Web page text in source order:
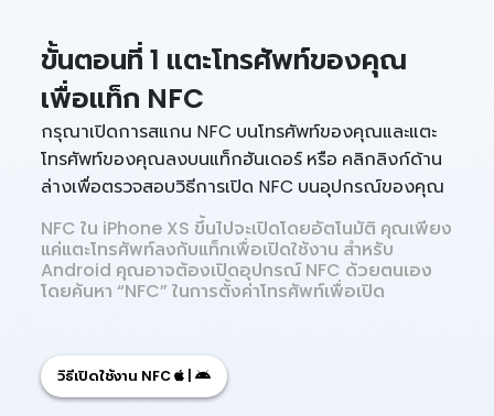
ขั้นตอนที่ 1 แตะโทรศัพท์ของคุณ
เพื่อแท็ก NFC
กรุณาเปิดการสแกน NFC บนโทรศัพท์ของคุณและแตะ
โทรศัพท์ของคุณลงบนแท็กฮันเดอร์ หรือ คลิกลิงก์ด้าน
ล่างเพื่อตรวจสอบวิธีการเปิด NFC บนอุปกรณ์ของคุณ
NFC ใน iPhone XS ขึ้นไปจะเปิดโดยอัตโนมัติ คุณเพียง
แค่แตะโทรศัพท์ลงกับแท็กเพื่อเปิดใช้งาน สำหรับ
Android คุณอาจต้องเปิดอุปกรณ์ NFC ด้วยตนเอง
โดยค้นหา “NFC” ในการตั้งค่าโทรศัพท์เพื่อเปิด
วิธีเปิดใช้งาน NFC |